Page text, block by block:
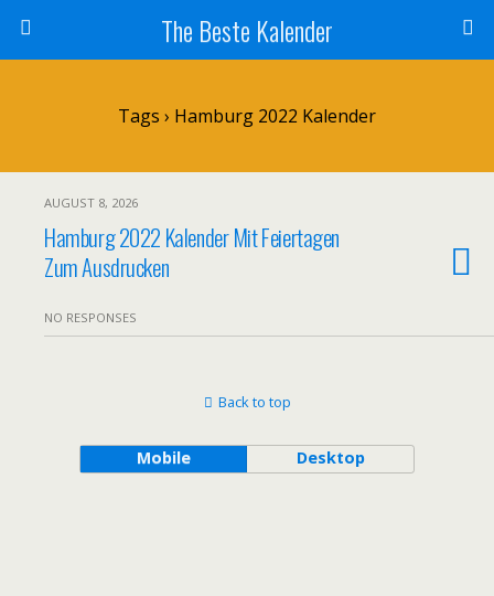
The Beste Kalender
Tags › Hamburg 2022 Kalender
AUGUST 8, 2026
Hamburg 2022 Kalender Mit Feiertagen
Zum Ausdrucken
NO RESPONSES
Back to top
Mobile Desktop